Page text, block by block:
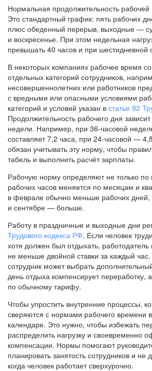
Нормальная продолжительность
Это стандартный график: пять рабочих
плюс обеденный перерыв, выходные —
и воскресенье. При этом недельная
превышать 40 часов и при шестидневной
В некоторых компаниях рабочее время
отдельных категорий сотрудников,
несовершеннолетних или работников
с вредными или опасными условиями
категорий и условий указан в статье 92
Продолжительность рабочего дня
недели. Например, при 36-часовой
составляет 7,2 часа, при 24-часовой —
обязан учитывать эту норму, чтобы
табель и выполнить расчёт зарплаты.
Рабочую норму определяют не только по
рабочих часов меняется по месяцам и
в феврале обычно меньше рабочих
и сентябре — больше.
Работу в праздничные и выходные дни
Трудового кодекса РФ. Если человек
хотя должен был отдыхать, работодатель
не меньше двойной ставки за каждый
сотрудник может выбрать
день отдыха компенсирует переработку,
по обычному тарифу.
Чтобы упростить внутренние процессы,
сверяются с нормами рабочего времени
календаре. Это нужно, чтобы избежать
распределить нагрузку и своевременно
компенсации. Нормы помогают
планировать занятость сотрудников и не
когда человек работает сверхурочно.